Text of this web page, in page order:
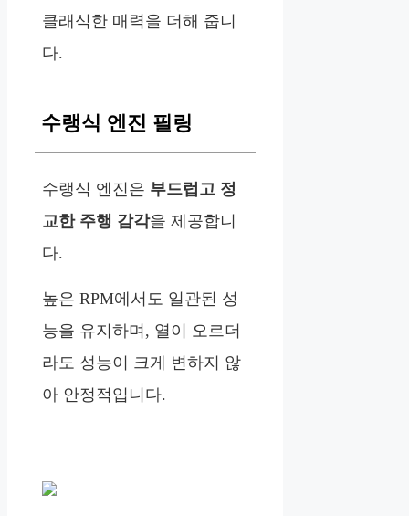
클래식한 매력을 더해 줍니
다.
수랭식 엔진 필링
수랭식 엔진은 부드럽고 정
교한 주행 감각을 제공합니
다.
높은 RPM에서도 일관된 성
능을 유지하며, 열이 오르더
라도 성능이 크게 변하지 않
아 안정적입니다.